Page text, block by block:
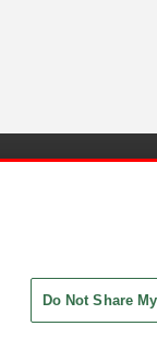
Do Not Share